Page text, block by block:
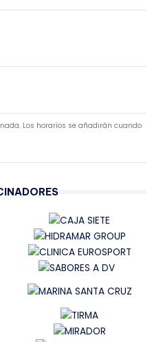
Los horarios se añadirán cuando